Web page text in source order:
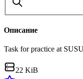
Описание
Task for practice at
22 KiB